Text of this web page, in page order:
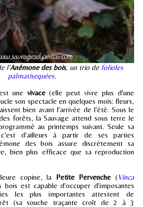
l'Anémone des bois, un trio de folioles
palmatisequées.
une vivace(elle peut vivre plus d'une
son spectacle en quelques mois: fleurs,
bien avant l'arrivée de l'été. Sous le
forêts, la Sauvage attend sous terre le
au printemps suivant. Seule sa
d'ailleurs à partir de ses parties
des bois assure discrètement sa
bien plus efficace que sa reproduction
copine, la Petite Pervenche (Vinca
bois est capable d'occuper d'imposantes
les plus importantes attestent de
(sa souche traçante croît de 2 à 3